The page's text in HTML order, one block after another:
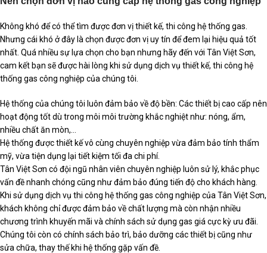
Không khó để có thể tìm được đơn vị thiết kế, thi công hệ thống gas.
Nhưng cái khó ở đây là chọn được đơn vị uy tín để đem lại hiệu quả tốt
nhất. Quá nhiều sự lựa chọn cho bạn nhưng hãy đến với Tân Việt Sơn,
cam kết bạn sẽ được hài lòng khi sử dụng dịch vụ thiết kế, thi công hệ
thống gas công nghiệp của chúng tôi.
Hệ thống của chúng tôi luôn đảm bảo về độ bền: Các thiết bị cao cấp nên
hoạt động tốt dù trong môi môi trường khắc nghiệt như: nóng, ẩm,
nhiều chất ăn mòn,…
Hệ thống được thiết kế vô cùng chuyên nghiệp vừa đảm bảo tính thẩm
mỹ, vừa tiện dụng lại tiết kiệm tối đa chi phí.
Tân Việt Sơn có đội ngũ nhân viên chuyên nghiệp luôn sử lý, khắc phục
vấn đề nhanh chóng cũng như đảm bảo đúng tiến độ cho khách hàng.
Khi sử dụng dịch vụ thi công hệ thống gas công nghiệp của Tân Việt Sơn,
khách không chỉ được đảm bảo về chất lượng mà còn nhận nhiều
chương trình khuyến mãi và chính sách sử dụng gas giá cực kỳ ưu đãi.
Chúng tôi còn có chính sách bảo trì, bảo dưỡng các thiết bị cũng như
sửa chữa, thay thế khi hệ thống gặp vấn đề.